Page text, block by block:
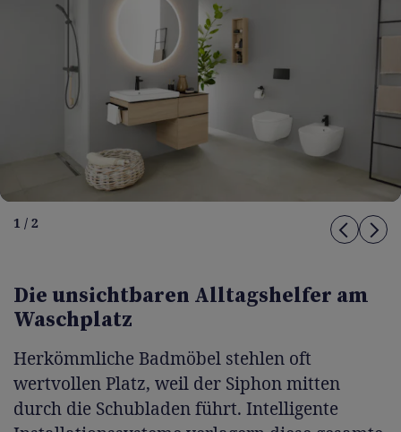
1 / 2
Die unsichtbaren Alltagshelfer am
Waschplatz
Herkömmliche Badmöbel stehlen oft
wertvollen Platz, weil der Siphon mitten
durch die Schubladen führt. Intelligente